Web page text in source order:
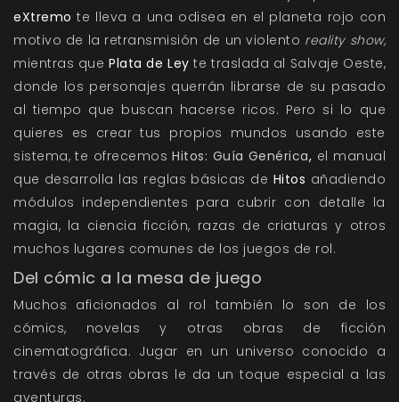
eXtremo te lleva a una odisea en el planeta rojo con
motivo de la retransmisión de un violento reality show,
mientras quePlata de Ley te traslada al Salvaje Oeste,
donde los personajes querrán librarse de su pasado
al tiempo que buscan hacerse ricos. Pero si lo que
quieres es crear tus propios mundos usando este
sistema, te ofrecemosHitos: Guía Genérica, el manual
que desarrolla las reglas básicas de Hitos añadiendo
módulos independientes para cubrir con detalle la
magia, la ciencia ficción, razas de criaturas y otros
muchos lugares comunes de los juegos de rol.
Del cómic a la mesa de juego
Muchos aficionados al rol también lo son de los
cómics, novelas y otras obras de ficción
cinematográfica. Jugar en un universo conocido a
través de otras obras le da un toque especial a las
aventuras.